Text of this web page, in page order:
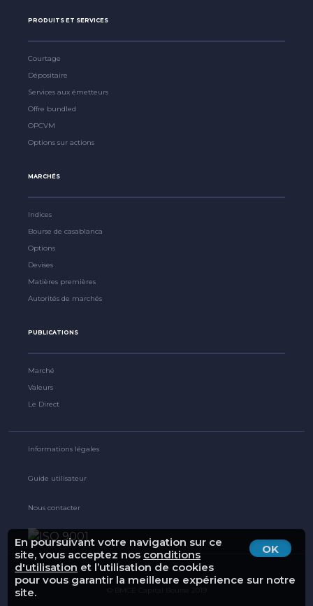
OK
En poursuivant votre navigation sur ce
site, vous acceptez nos conditions
d'utilisation et l’utilisation de cookies
pour vous garantir la meilleure expérience sur notre
site.
PRODUITS ET SERVICES
Courtage
Dépositaire
Services aux émetteurs
Offre bundled
OPCVM
Options sur actions
MARCHÉS
Indices
Bourse de casablanca
Options
Devises
Matières premières
Autorités de marchés
PUBLICATIONS
Marché
Valeurs
Le Direct
Informations légales
Guide utilisateur
Nous contacter